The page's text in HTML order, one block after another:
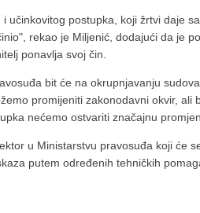
učinkovitog postupka, koji žrtvi daje
rekao je Miljenić, dodajući da je
ponavlja svoj čin.
bit će na okrupnjavanju
promijeniti zakonodavni okvir, ali
nećemo ostvariti značajnu
u Ministarstvu pravosuđa koji će
putem određenih tehničkih